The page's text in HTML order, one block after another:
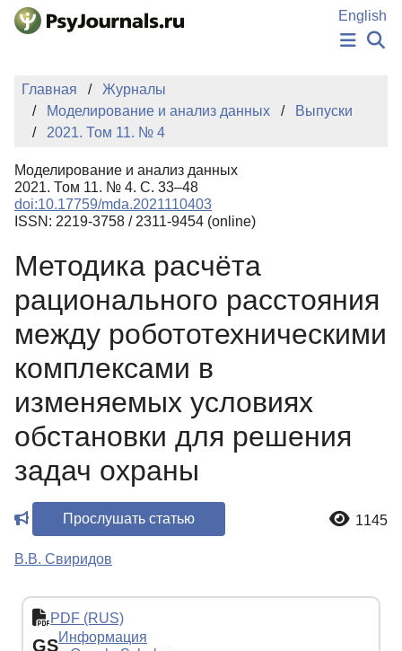
Перейти к основному содержанию
English
НОВОСТИ
АВТОРЫ
КЛЮЧЕВЫЕ СЛОВА
Регистрация
Главная
Журналы
Моделирование и анализ данных
Выпуски
2021. Том 11. № 4
Моделирование и анализ данных
2021. Том 11. № 4. С. 33–48
doi:10.17759/mda.2021110403
ISSN: 2219-3758 / 2311-9454 (online)
Методика расчёта
рационального расстояния
между робототехническими
комплексами в
изменяемых условиях
обстановки для решения
задач охраны
Прослушать статью 1145
В.В. Свиридов
PDF (RUS)
GSИнформация